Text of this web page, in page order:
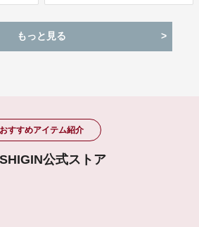
もっと見る
おすすめアイテム紹介
公式ストア